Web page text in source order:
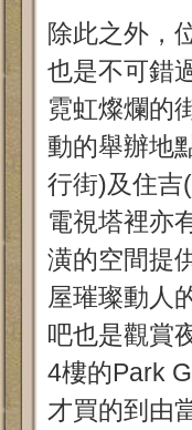
除此之外，
也是不可錯
霓虹燦爛的
動的舉辦地
行街)及住吉
電視塔裡亦
潢的空間提
屋璀璨動人
吧也是觀賞
4樓的Park
才買的到由